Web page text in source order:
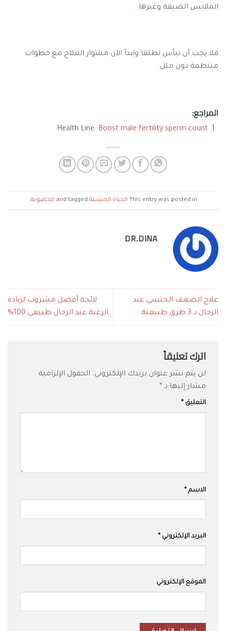
الملابس الضيقة وغيرها..
فلا يجب أن تيأس نطلقا وابدأ الآن مشوار العلاج مع خطوات
منتظمة دون ملل.
المراجع:
Health Line: Boost male fertility sperm count
This entry was posted in الحياة الجنسية الخصوبة.
DR.DINA
علاج الضعف الجنسي عند
الرجال بـ 3 طرق طبيعية
لائحة أفضل مشروب لزيادة
الرغبة عند الرجال طبيعي 100%
اترك تعليقاً
لن يتم نشر عنوان بريدك الإلكتروني. الحقول الإلزامية
مشار إليها بـ *
التعليق *
الاسم *
البريد الإلكتروني *
الموقع الإلكتروني